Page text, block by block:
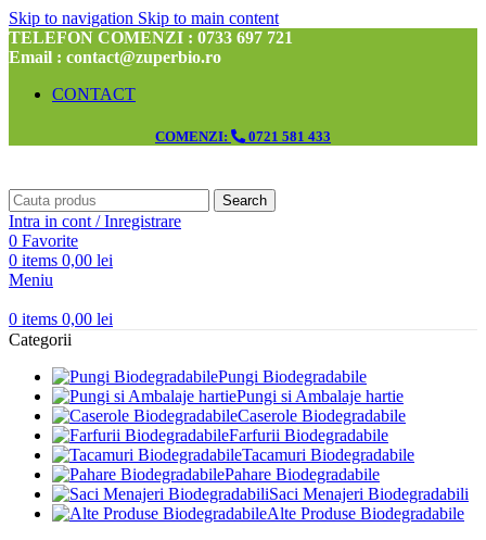
Skip to navigation Skip to main content
TELEFON COMENZI : 0733 697 721
Email : contact@zuperbio.ro
CONTACT
COMENZI: 0721 581 433
Search
Intra in cont / Inregistrare
0 Favorite
0 items 0,00 lei
Meniu
0 items 0,00 lei
Categorii
Pungi Biodegradabile
Pungi si Ambalaje hartie
Caserole Biodegradabile
Farfurii Biodegradabile
Tacamuri Biodegradabile
Pahare Biodegradabile
Saci Menajeri Biodegradabili
Alte Produse Biodegradabile